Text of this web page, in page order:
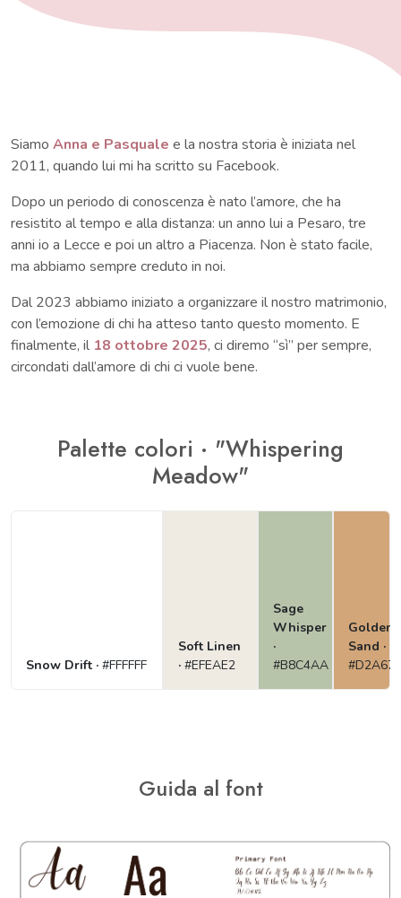
Siamo Anna e Pasquale e la nostra storia è iniziata nel
2011, quando lui mi ha scritto su Facebook.
Dopo un periodo di conoscenza è nato l’amore, che ha
resistito al tempo e alla distanza: un anno lui a Pesaro, tre
anni io a Lecce e poi un altro a Piacenza. Non è stato facile,
ma abbiamo sempre creduto in noi.
Dal 2023 abbiamo iniziato a organizzare il nostro matrimonio,
con l’emozione di chi ha atteso tanto questo momento. E
finalmente, il 18 ottobre 2025, ci diremo “sì” per sempre,
circondati dall’amore di chi ci vuole bene.
Palette colori · "Whispering
Meadow"
Snow Drift · #FFFFFF
Soft Linen
· #EFEAE2
Sage
Whisper
·
#B8C4AA
Golden
Sand ·
Guida al font